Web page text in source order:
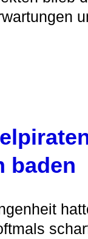
baden